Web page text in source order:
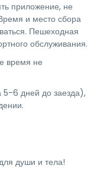
приложение, не
и место сбора
Пешеходная
обслуживания.
время не
5-6 дней до заезда),
души и тела!